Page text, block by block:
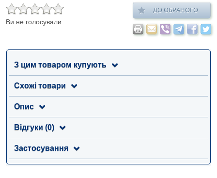
Ви не голосували
ДО ОБРАНОГО
З цим товаром купують
Схожі товари
Опис
Відгуки (0)
Застосування